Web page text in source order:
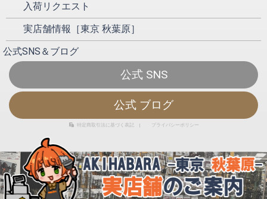
入荷リクエスト
実店舗情報［東京 秋葉原］
公式SNS＆ブログ
公式 SNS
公式 ブログ
特定商取引法に基づく表記 | プライバシーポリシー